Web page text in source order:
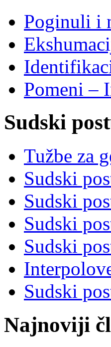
Poginuli i
Pomeni –
Sudski
Tužbe za
Sudski
Sudski
Sudski
Sudski
Sudski
Najnoviji